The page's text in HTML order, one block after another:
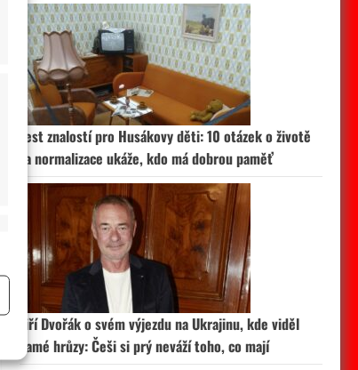
Test znalostí pro Husákovy děti: 10 otázek o životě
za normalizace ukáže, kdo má dobrou paměť
Jiří Dvořák o svém výjezdu na Ukrajinu, kde viděl
samé hrůzy: Češi si prý neváží toho, co mají